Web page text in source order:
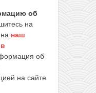
об
на
на наш
об
на сайте